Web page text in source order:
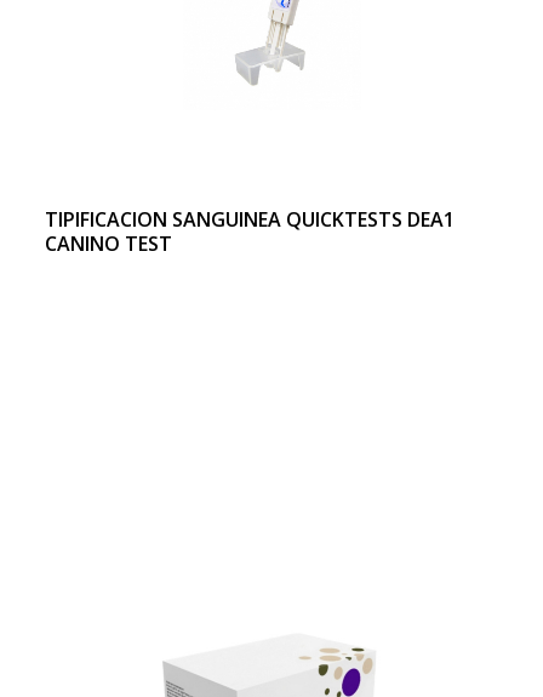
TIPIFICACION SANGUINEA QUICKTESTS DEA1
CANINO TEST